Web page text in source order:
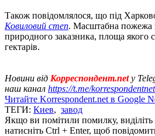
Також повідомлялося, що під
Ковиловий степ. Масштабна пожежа
природного заказника, площа якого
гектарів.
Новини від Корреспондент.netу
наш канал https://t.me/korrespondentnet
Читайте Korrespondent.net в Google
ТЕГИ: Киев, завод
Якщо ви помітили помилку, виділіть
натисніть Ctrl + Enter, щоб